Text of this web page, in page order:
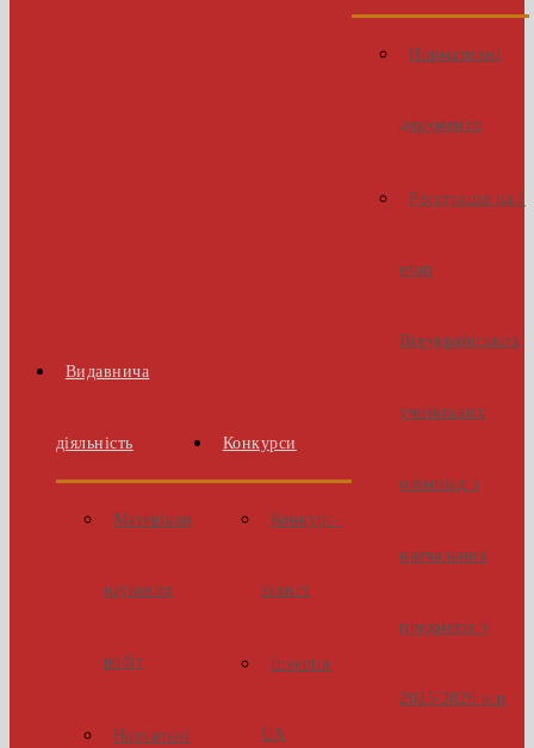
Видавнича
діяльність
Матеріали
наукових
робіт
Навчальні
Конкурси
Конкурс-
захист
Inventor
UA
Нормативні
документи
Реєстрація на І
етап
Всеукраїнських
учнівських
олімпіад з
навчальних
предметів у
2025/2026 н.р